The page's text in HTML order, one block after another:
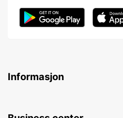
Informasjon